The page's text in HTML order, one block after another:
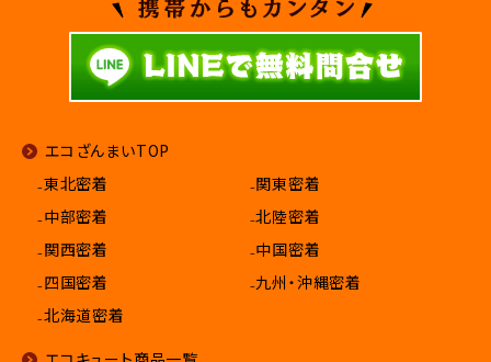
エコざんまいTOP
₋東北密着
₋関東密着
₋中部密着
₋北陸密着
₋関西密着
₋中国密着
₋四国密着
₋九州・沖縄密着
₋北海道密着